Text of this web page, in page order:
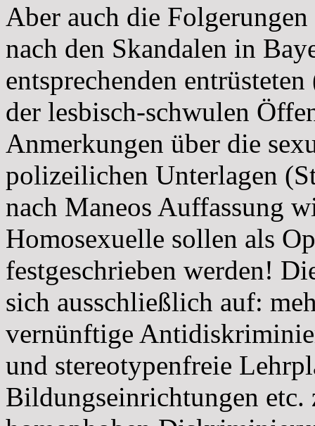
Aber auch die
nach den Skandalen in
entsprechenden
der lesbisch-schwulen
Anmerkungen über die
polizeilichen Unterlagen
nach Maneos Auffassung
Homosexuelle sollen als
festgeschrieben werden!
sich ausschließlich auf:
vernünftige
und stereotypenfreie
Bildungseinrichtungen